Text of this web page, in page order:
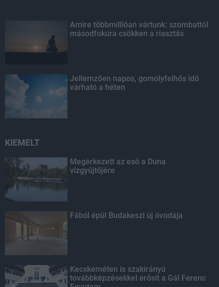
Amire többmillióan vártunk: szombattól
másodfokúra csökken a riasztás
Jellemzően napos, gomolyfelhős idő
várható a héten
KIEMELT
Megérkezett az eső a Duna
vízgyűjtőjére
Fából épül Budakeszi új óvodája
Kecskeméten is szakirányú
továbbképzésekkel erősít a Gál Ferenc